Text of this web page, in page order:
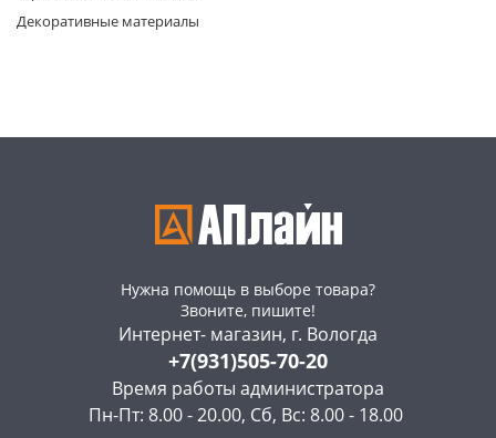
Декоративные материалы
Нужна помощь в выборе товара?
Звоните, пишите!
Интернет- магазин, г. Вологда
+7(931)505-70-20
Время работы администратора
Пн-Пт: 8.00 - 20.00, Сб, Вс: 8.00 - 18.00